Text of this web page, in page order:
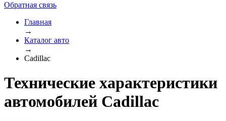
Обратная связь
Главная
→
Каталог авто
→
Cadillac
Технические характеристики
автомобилей Cadillac